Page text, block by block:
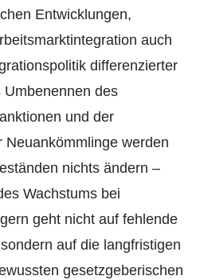
Entwicklungen,
auch
differenzierter
des
und der
Neuankömmlinge werden
nichts ändern –
Wachstums bei
geht nicht auf fehlende
auf die langfristigen
gesetzgeberischen